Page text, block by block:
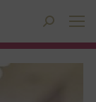
Search: